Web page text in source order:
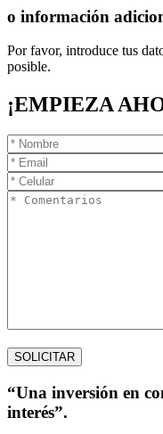
o información
Por favor, introduce tus
posible.
¡EMPIEZA
“Una inversión en
interés”.